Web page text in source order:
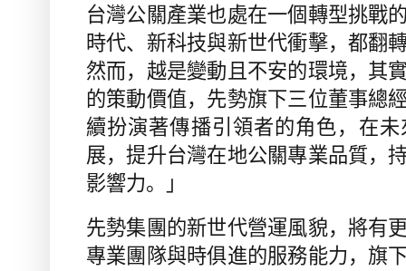
台灣公關產業也處在一個轉型挑戰
時代、新科技與新世代衝擊，都翻
然而，越是變動且不安的環境，其
的策動價值，先勢旗下三位董事總
續扮演著傳播引領者的角色，在
展，提升台灣在地公關專業品質，
影響力。」
先勢集團的新世代營運風貌，將有
專業團隊與時俱進的服務能力，旗